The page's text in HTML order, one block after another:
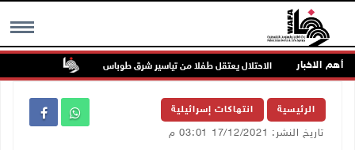
MENU أهم الاخبار الاحتلال يعتقل طفلا من تياسير شرق طوباس
الرئيسية انتهاكات إسرائيلية
تاريخ النشر: 17/12/2021 03:01 م